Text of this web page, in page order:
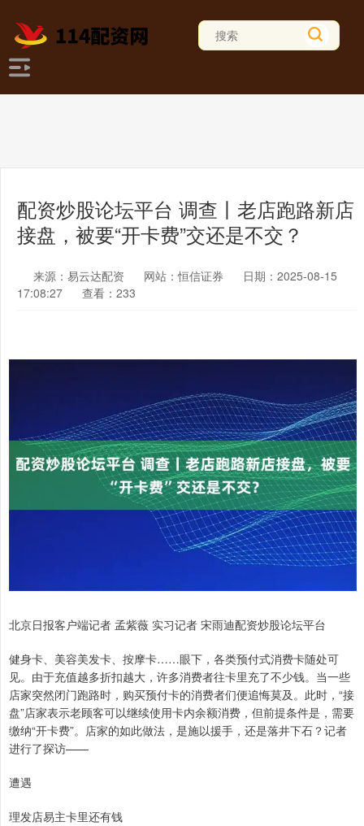
配资炒股论坛平台 调查丨老店跑路新店
接盘，被要“开卡费”交还是不交？
来源：易云达配资 网站：恒信证券
日期：2025-08-15
17:08:27
查看：233
北京日报客户端记者 孟紫薇 实习记者 宋雨迪配资炒股论坛平台
健身卡、美容美发卡、按摩卡……眼下，各类预付式消费卡随处可
见。由于充值越多折扣越大，许多消费者往卡里充了不少钱。当一些
店家突然闭门跑路时，购买预付卡的消费者们便追悔莫及。此时，“接
盘”店家表示老顾客可以继续使用卡内余额消费，但前提条件是，需要
缴纳“开卡费”。店家的如此做法，是施以援手，还是落井下石？记者
进行了探访——
遭遇
理发店易主卡里还有钱